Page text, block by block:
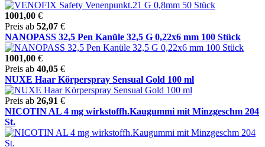
1001,00 €
Preis ab 52,07 €
NANOPASS 32,5 Pen Kanüle 32,5 G 0,22x6 mm 100 Stück
1001,00 €
Preis ab 40,05 €
NUXE Haar Körperspray Sensual Gold 100 ml
Preis ab 26,91 €
NICOTIN AL 4 mg wirkstoffh.Kaugummi mit Minzgeschm 204
St.